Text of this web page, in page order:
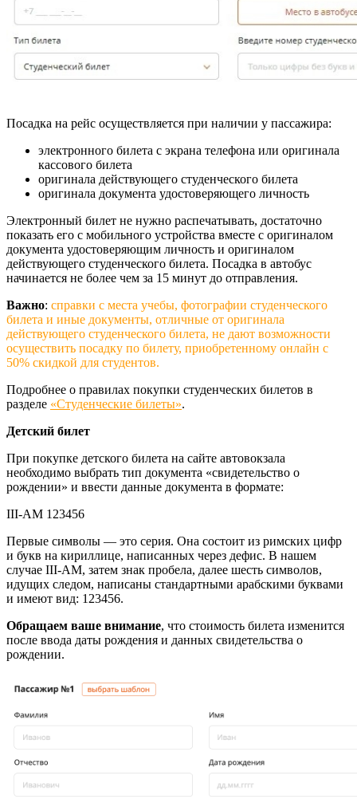
Посадка на рейс осуществляется при наличии у пассажира:
электронного билета с экрана телефона или оригинала
кассового билета
оригинала действующего студенческого билета
оригинала документа удостоверяющего личность
Электронный билет не нужно распечатывать, достаточно
показать его с мобильного устройства вместе с оригиналом
документа удостоверяющим личность и оригиналом
действующего студенческого билета. Посадка в автобус
начинается не более чем за 15 минут до отправления.
Важно: справки с места учебы, фотографии студенческого
билета и иные документы, отличные от оригинала
действующего студенческого билета, не дают возможности
осуществить посадку по билету, приобретенному онлайн с
50% скидкой для студентов.
Подробнее о правилах покупки студенческих билетов в
разделе «Студенческие билеты».
Детский билет
При покупке детского билета на сайте автовокзала
необходимо выбрать тип документа «свидетельство о
рождении» и ввести данные документа в формате:
III-АМ 123456
Первые символы — это серия. Она состоит из римских цифр
и букв на кириллице, написанных через дефис. В нашем
случае III-АМ, затем знак пробела, далее шесть символов,
идущих следом, написаны стандартными арабскими буквами
и имеют вид: 123456.
Обращаем ваше внимание, что стоимость билета изменится
после ввода даты рождения и данных свидетельства о
рождении.